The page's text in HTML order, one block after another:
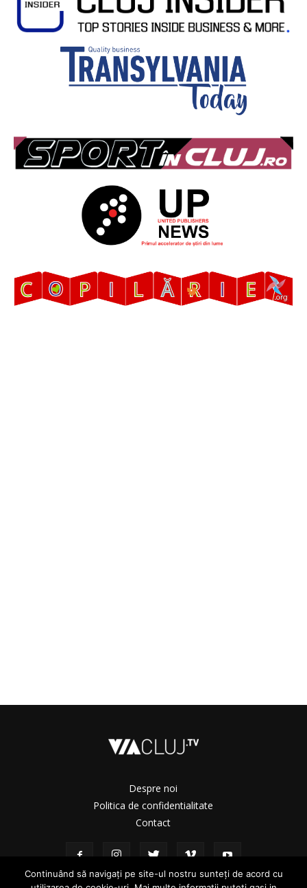
Despre noi
Politica de confidentialitate
Contact
Continuând să navigați pe site-ul nostru sunteți de acord cu